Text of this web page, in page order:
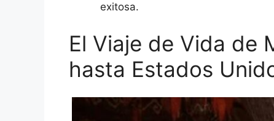
exitosa.
El Viaje de Vida de
hasta Estados